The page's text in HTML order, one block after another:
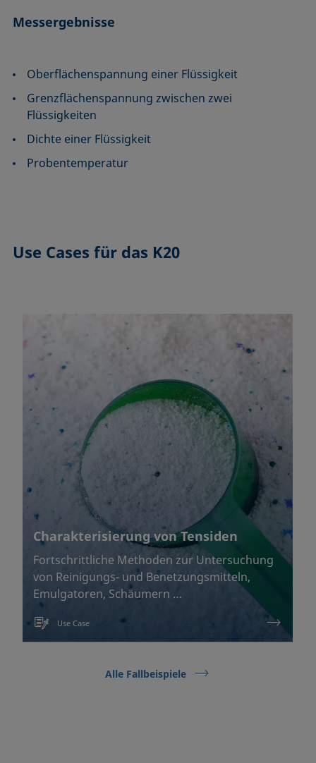
Messergebnisse
Oberflächenspannung einer Flüssigkeit
Grenzflächenspannung zwischen zwei
Flüssigkeiten
Dichte einer Flüssigkeit
Probentemperatur
Use Cases für das K20
Charakterisierung von Tensiden
Fortschrittliche Methoden zur Untersuchung
von Reinigungs- und Benetzungsmitteln,
Emulgatoren, Schäumern …
Use Case
Alle Fallbeispiele